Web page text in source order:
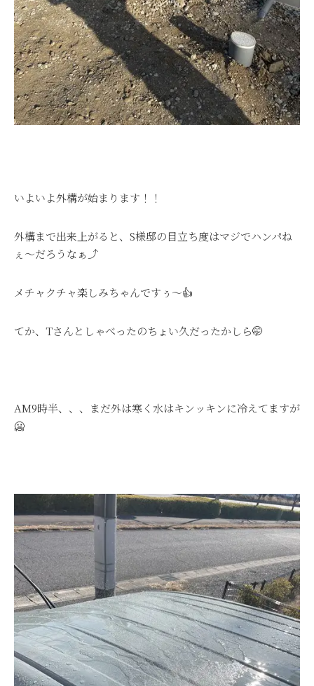
いよいよ外構が始まります！！
外構まで出来上がると、S様邸の目立ち度はマジでハンパね
ぇ～だろうなぁ⤴
メチャクチャ楽しみちゃんですぅ～👍
てか、Tさんとしゃべったのちょい久だったかしら🤭
AM9時半、、、まだ外は寒く水はキンッキンに冷えてますが
🥶